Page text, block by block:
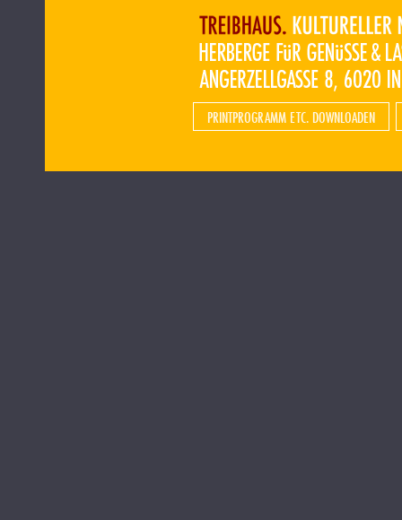
PRINTPROGRAMM ETC. DOWNLOADEN